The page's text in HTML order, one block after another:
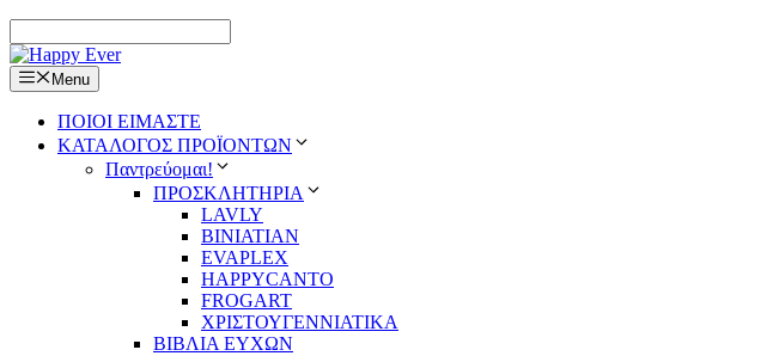
Menu
ΠΟΙΟΙ ΕΙΜΑΣΤΕ
ΚΑΤΑΛΟΓΟΣ ΠΡΟΪΟΝΤΩΝ
Παντρεύομαι!
ΠΡΟΣΚΛΗΤΗΡΙΑ
LAVLY
BINIATIAN
EVAPLEX
HAPPYCANTO
FROGART
ΧΡΙΣΤΟΥΓΕΝΝΙΑΤΙΚΑ
ΒΙΒΛΙΑ ΕΥΧΩΝ